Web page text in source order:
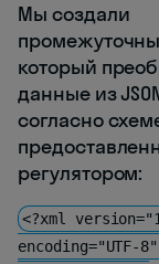
Мы создали
который
данные из
согласно
регулятором:
<?xml
encoding="UTF-